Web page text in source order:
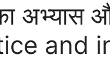
अभ्यास
and